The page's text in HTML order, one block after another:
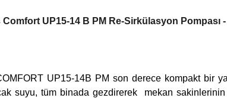
UP15-14 B PM Re-Sirkülasyon Pompası -
UP15-14B PM son derece kompakt bir
suyu, tüm binada gezdirerek mekan